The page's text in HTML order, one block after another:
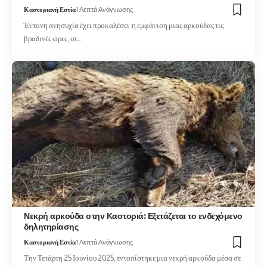
Καστοριανή Εστία1 Λεπτά Ανάγνωσης
Έντονη ανησυχία έχει προκαλέσει η εμφάνιση μιας αρκούδας τις
βραδινές ώρες, σε…
Νεκρή αρκούδα στην Καστοριά: Εξετάζεται το ενδεχόμενο
δηλητηρίασης
Καστοριανή Εστία1 Λεπτά Ανάγνωσης
Την Τετάρτη 25 Ιουνίου 2025, εντοπίστηκε μια νεκρή αρκούδα μέσα σε